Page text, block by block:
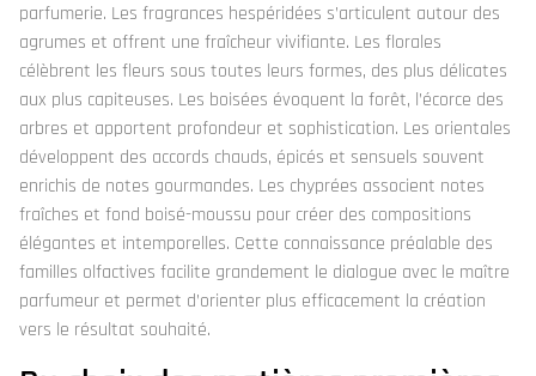
parfumerie. Les fragrances hespéridées s’articulent autour des
agrumes et offrent une fraîcheur vivifiante. Les florales
célèbrent les fleurs sous toutes leurs formes, des plus délicates
aux plus capiteuses. Les boisées évoquent la forêt, l’écorce des
arbres et apportent profondeur et sophistication. Les orientales
développent des accords chauds, épicés et sensuels souvent
enrichis de notes gourmandes. Les chyprées associent notes
fraîches et fond boisé-moussu pour créer des compositions
élégantes et intemporelles. Cette connaissance préalable des
familles olfactives facilite grandement le dialogue avec le maître
parfumeur et permet d’orienter plus efficacement la création
vers le résultat souhaité.